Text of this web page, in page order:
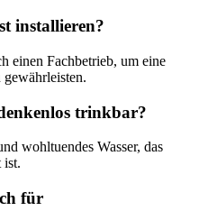
installieren?
einen Fachbetrieb, um eine
trinkbar?
wohltuendes Wasser, das
ist.
für